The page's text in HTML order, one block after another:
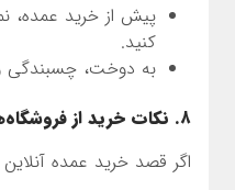
پیش از خرید عمده،
کنید.
به دوخت، چسبندگی
۸. نکات خرید از فروشگاه‌های آنلاین
اگر قصد خرید عمده آنلاین